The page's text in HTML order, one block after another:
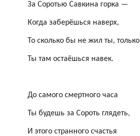
За Соротью Савкина горка —
Когда заберёшься наверх,
То сколько бы не жил ты, только
Ты там остаёшься навек.
До самого смертного часа
Ты будешь за Сороть глядеть,
И этого странного счастья